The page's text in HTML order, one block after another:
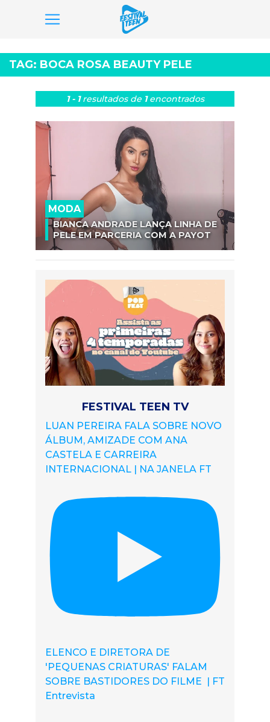
para
o
conteúdo
TAG: BOCA ROSA BEAUTY PELE
1 - 1resultados de 1encontrados
MODA
BIANCA ANDRADE LANÇA LINHA DE
PELE EM PARCERIA COM A PAYOT
FESTIVAL TEEN TV
LUAN PEREIRA FALA SOBRE NOVO
ÁLBUM, AMIZADE COM ANA
CASTELA E CARREIRA
INTERNACIONAL | NA JANELA FT
ELENCO E DIRETORA DE
'PEQUENAS CRIATURAS' FALAM
SOBRE BASTIDORES DO FILME | FT
Entrevista